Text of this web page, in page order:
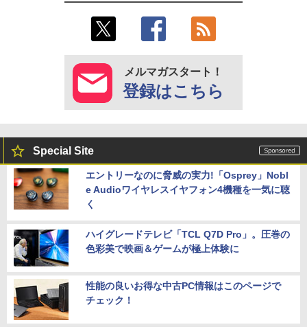
メルマガスタート！
登録はこちら
Special Site
エントリーなのに脅威の実力!「Osprey」Nobl
e Audioワイヤレスイヤフォン4機種を一気に聴
く
ハイグレードテレビ「TCL Q7D Pro」。圧巻の
色彩美で映画＆ゲームが極上体験に
性能の良いお得な中古PC情報はこのページで
チェック！